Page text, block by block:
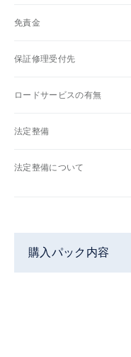
免責金
保証修理受付先
ロードサービスの有無
法定整備
法定整備について
購入パック内容